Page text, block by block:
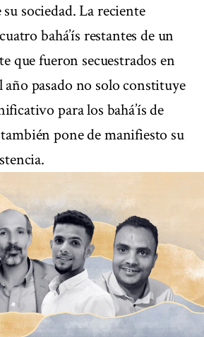
sociedad. La reciente
bahá’ís restantes de un
que fueron secuestrados en
año pasado no solo constituye
para los bahá’ís de
pone de manifiesto su